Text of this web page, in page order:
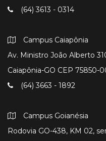
(64) 3613 - 0314
Campus Caiapônia
Av. Ministro João Alberto
Caiapônia-GO CEP 75850-
(64) 3663 - 1892
Campus Goianésia
Rodovia GO-438, KM 02,